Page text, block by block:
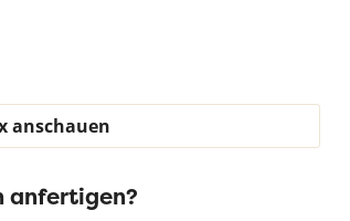
anschauen
anfertigen?
Teppich Xilento
| 300 x 400 cm